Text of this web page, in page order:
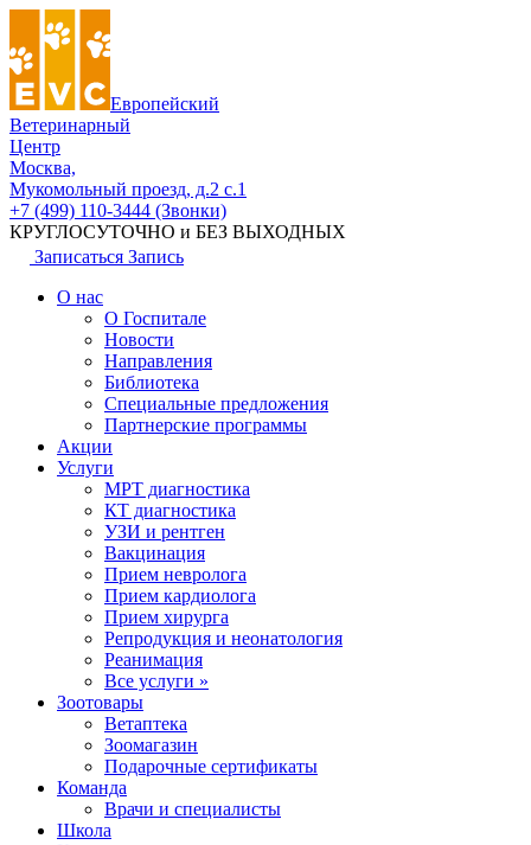
Европейский
Ветеринарный
Центр
Москва,
Мукомольный проезд, д.2 с.1
+7 (499) 110-3444 (Звонки)
КРУГЛОСУТОЧНО и БЕЗ ВЫХОДНЫХ
Записаться Запись
О нас
О Госпитале
Новости
Направления
Библиотека
Специальные предложения
Партнерские программы
Акции
Услуги
МРТ диагностика
КТ диагностика
УЗИ и рентген
Вакцинация
Прием невролога
Прием кардиолога
Прием хирурга
Репродукция и неонатология
Реанимация
Все услуги »
Зоотовары
Ветаптека
Зоомагазин
Подарочные сертификаты
Команда
Врачи и специалисты
Школа